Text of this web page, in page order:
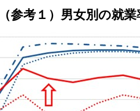
（参考１）男女別の就